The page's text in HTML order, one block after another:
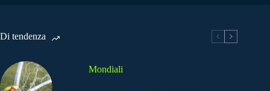
Di tendenza
Mondiali